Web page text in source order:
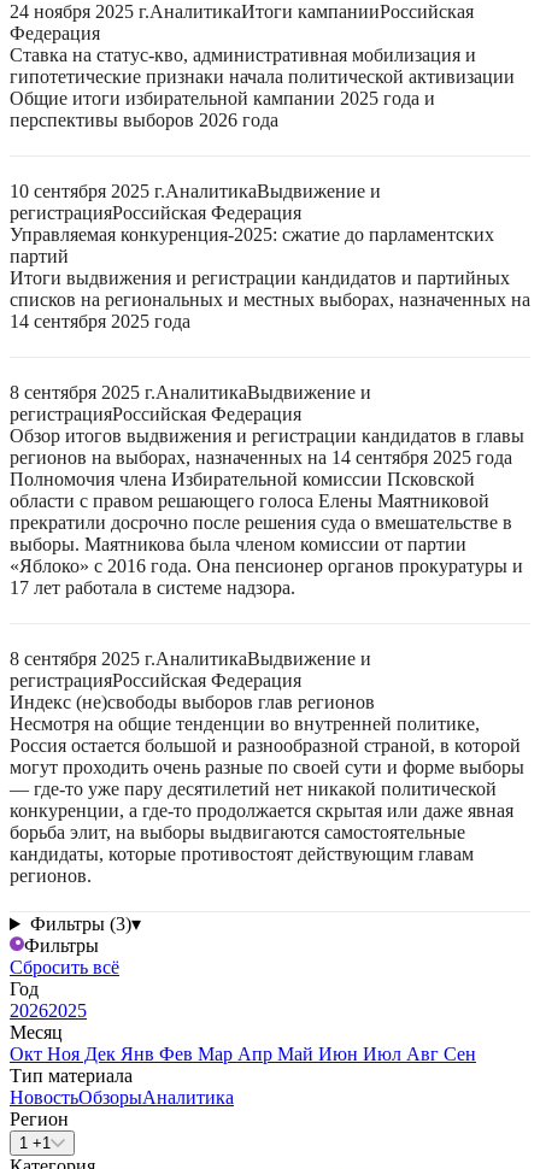
24 ноября 2025 г.АналитикаИтоги кампанииРоссийская
Федерация
Ставка на статус-кво, административная мобилизация и
гипотетические признаки начала политической активизации
Общие итоги избирательной кампании 2025 года и
перспективы выборов 2026 года
10 сентября 2025 г.АналитикаВыдвижение и
регистрацияРоссийская Федерация
Управляемая конкуренция-2025: сжатие до парламентских
партий
Итоги выдвижения и регистрации кандидатов и партийных
списков на региональных и местных выборах, назначенных на
14 сентября 2025 года
8 сентября 2025 г.АналитикаВыдвижение и
регистрацияРоссийская Федерация
Обзор итогов выдвижения и регистрации кандидатов в главы
регионов на выборах, назначенных на 14 сентября 2025 года
Полномочия члена Избирательной комиссии Псковской
области с правом решающего голоса Елены Маятниковой
прекратили досрочно после решения суда о вмешательстве в
выборы. Маятникова была членом комиссии от партии
«Яблоко» с 2016 года. Она пенсионер органов прокуратуры и
17 лет работала в системе надзора.
8 сентября 2025 г.АналитикаВыдвижение и
регистрацияРоссийская Федерация
Индекс (не)свободы выборов глав регионов
Несмотря на общие тенденции во внутренней политике,
Россия остается большой и разнообразной страной, в которой
могут проходить очень разные по своей сути и форме выборы
— где-то уже пару десятилетий нет никакой политической
конкуренции, а где-то продолжается скрытая или даже явная
борьба элит, на выборы выдвигаются самостоятельные
кандидаты, которые противостоят действующим главам
регионов.
Фильтры (3)▾
Фильтры
Сбросить всё
Год
20262025
Месяц
Окт Ноя Дек Янв Фев Мар Апр Май Июн Июл Авг Сен
Тип материала
НовостьОбзорыАналитика
Регион
1 +1